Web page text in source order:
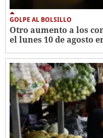
GOLPE AL BOLSILLO
Otro aumento a los
el lunes 10 de agosto